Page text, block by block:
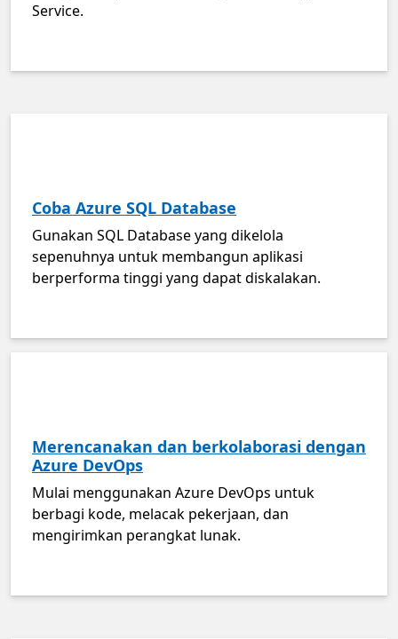
Service.
Coba Azure SQL Database
Gunakan SQL Database yang dikelola
sepenuhnya untuk membangun aplikasi
berperforma tinggi yang dapat diskalakan.
Merencanakan dan berkolaborasi dengan
Azure DevOps
Mulai menggunakan Azure DevOps untuk
berbagi kode, melacak pekerjaan, dan
mengirimkan perangkat lunak.